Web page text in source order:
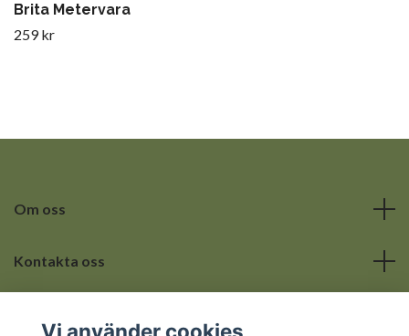
Brita Metervara
259 kr
Om oss
Kontakta oss